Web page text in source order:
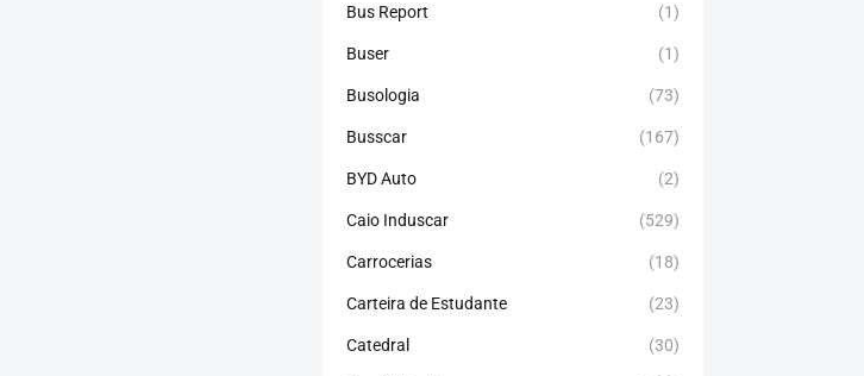
Bus Report (1)
Buser (1)
Busologia (73)
Busscar (167)
BYD Auto (2)
Caio Induscar (529)
Carrocerias (18)
Carteira de Estudante (23)
Catedral (30)